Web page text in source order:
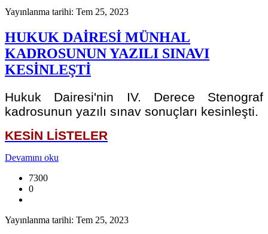
Yayınlanma tarihi: Tem 25, 2023
HUKUK DAİRESİ MÜNHAL
KADROSUNUN YAZILI SINAVI
KESİNLEŞTİ
Hukuk Dairesi'nin IV. Derece Stenograf
kadrosunun yazılı sınav sonuçları kesinleşti.
KESİN LİSTELER
Devamını oku
7300
0
Yayınlanma tarihi: Tem 25, 2023